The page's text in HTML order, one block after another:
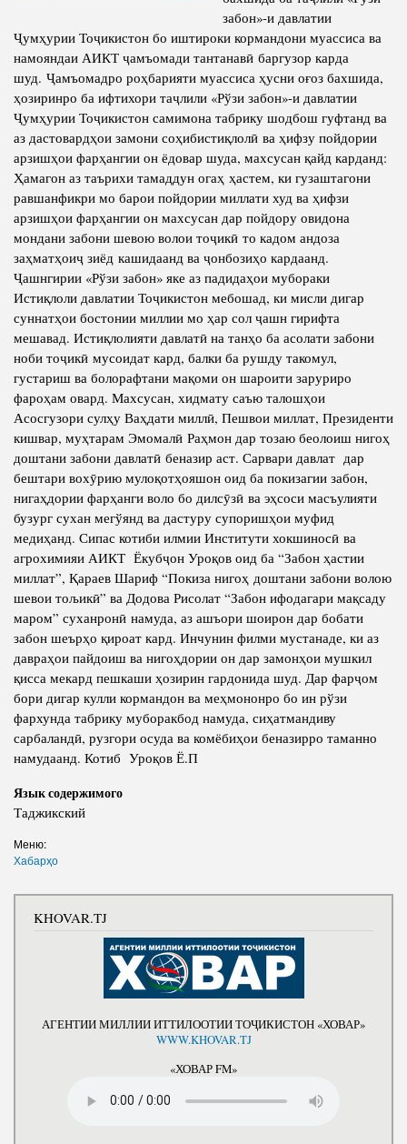
Биография
Книги
Статьи
Пресс-центр
ПРЕЗИДЕНТ РЕСПУБЛИКИ ТАДЖИКИСТАН
Руководители и сотрудники
История руководителей
забон»-и давлатии
Ҷумҳурии Тоҷикистон бо иштироки кормандони муассиса ва
намояндаи АИКТ ҷамъомади тантанавӣ баргузор карда
шуд. Ҷамъомадро роҳбарияти муассиса ҳусни оғоз бахшида,
ҳозиринро ба ифтихори таҷлили «Рўзи забон»-и давлатии
Ҷумҳурии Тоҷикистон самимона табрику шодбош гуфтанд ва
аз дастовардҳои замони соҳибистиқлолӣ ва ҳифзу пойдории
арзишҳои фарҳангии он ёдовар шуда, махсусан қайд карданд:
Ҳамагон аз таърихи тамаддун огаҳ ҳастем, ки гузаштагони
равшанфикри мо барои пойдории миллати худ ва ҳифзи
арзишҳои фарҳангии он махсусан дар пойдору овидона
мондани забони шевою волои тоҷикӣ то кадом андоза
заҳматҳоиҷ зиёд кашидаанд ва ҷонбозиҳо кардаанд.
Ҷашнгирии «Рўзи забон» яке аз падидаҳои мубораки
Истиқлоли давлатии Тоҷикистон мебошад, ки мисли дигар
суннатҳои бостонии миллии мо ҳар сол ҷашн гирифта
мешавад. Истиқлолияти давлатӣ на танҳо ба асолати забони
ноби тоҷикӣ мусоидат кард, балки ба рушду такомул,
густариш ва болорафтани мақоми он шароити заруриро
фароҳам овард. Махсусан, хидмату саъю талошҳои
Асосгузори сулҳу Ваҳдати миллӣ, Пешвои миллат, Президенти
кишвар, муҳтарам Эмомалӣ Раҳмон дар тозаю беолоиш нигоҳ
доштани забони давлатӣ беназир аст. Сарвари давлат дар
бештари вохӯрию мулоқотҳояшон оид ба покизагии забон,
нигаҳдории фарҳанги воло бо дилсӯзӣ ва эҳсоси масъулияти
бузург сухан мегўянд ва дастуру супоришҳои муфид
медиҳанд. Сипас котиби илмии Институти хокшиносӣ ва
агрохимияи АИКТ Ёкубҷон Уроқов оид ба “Забон ҳастии
миллат”, Қараев Шариф “Покиза нигоҳ доштани забони волою
шевои тољикӣ” ва Додова Рисолат “Забон ифодагари мақсаду
маром” суханронӣ намуда, аз ашъори шоирон дар бобати
забон шеърҳо қироат кард. Инчунин филми мустанаде, ки аз
давраҳои пайдоиш ва нигоҳдории он дар замонҳои мушкил
қисса мекард пешкаши ҳозирин гардонида шуд. Дар фарҷом
бори дигар кулли кормандон ва меҳмононро бо ин рўзи
фархунда табрику муборакбод намуда, сиҳатмандиву
сарбаландӣ, рузгори осуда ва комёбиҳои беназирро таманно
намудаанд. Котиб Уроқов Ё.П
Язык содержимого
Таджикский
Меню:
Хабарҳо
KHOVAR.TJ
АГЕНТИИ МИЛЛИИ ИТТИЛООТИИ ТОҶИКИСТОН «ХОВАР»
WWW.KHOVAR.TJ
«ХОВАР FM»